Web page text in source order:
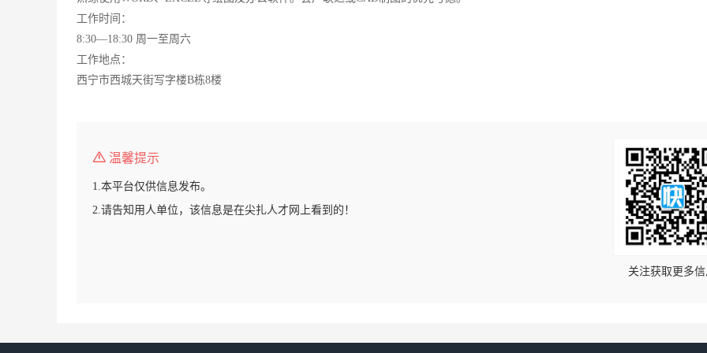
工作时间：
8:30—18:30 周一至周六
工作地点：
西宁市西城天街写字楼B栋8楼
温馨提示
1.本平台仅供信息发布。
2.请告知用人单位，该信息是在尖扎人才网上看到的！
关注获取更多